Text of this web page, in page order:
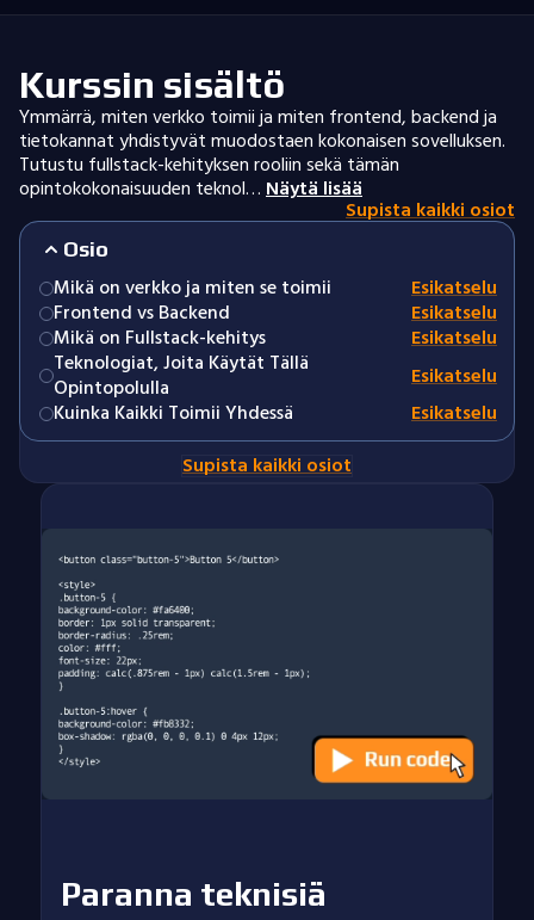
Kurssin sisältö
Ymmärrä, miten verkko toimii ja miten frontend, backend ja
tietokannat yhdistyvät muodostaen kokonaisen sovelluksen.
Tutustu fullstack-kehityksen rooliin sekä tämän
opintokokonaisuuden teknol…Näytä lisää
Supista kaikki osiot
Osio
Mikä on verkko ja miten se toimii
Esikatselu
Frontend vs Backend
Esikatselu
Mikä on Fullstack-kehitys
Esikatselu
Teknologiat, Joita Käytät Tällä
Opintopolulla
Esikatselu
Kuinka Kaikki Toimii Yhdessä
Esikatselu
Supista kaikki osiot
Paranna teknisiä